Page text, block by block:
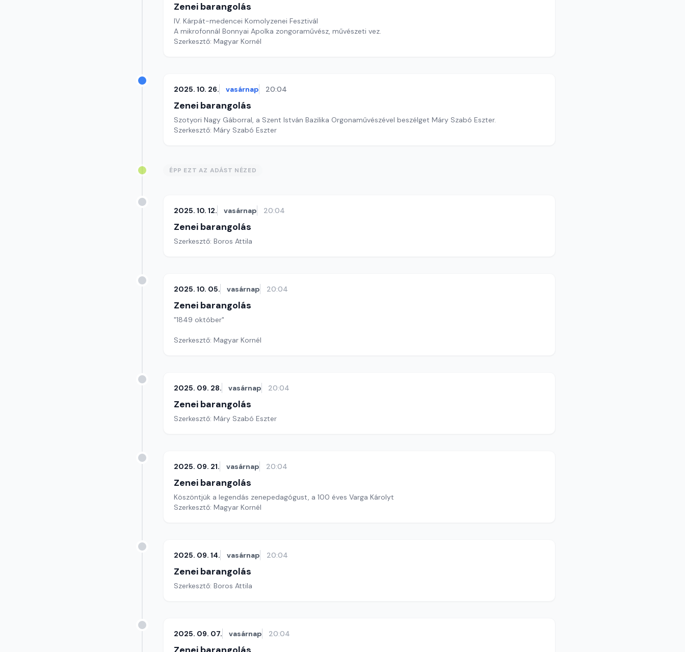
Zenei barangolás
IV. Kárpát-medencei Komolyzenei Fesztivál
A mikrofonnál Bonnyai Apolka zongoraművész, művészeti vez.
Szerkesztő: Magyar Kornél
2025. 10. 26. vasárnap 20:04
Zenei barangolás
Szotyori Nagy Gáborral, a Szent István Bazilika Orgonaművészével beszélget Máry Szabó Eszter.
Szerkesztő: Máry Szabó Eszter
ÉPP EZT AZ ADÁST NÉZED
2025. 10. 12. vasárnap 20:04
Zenei barangolás
Szerkesztő: Boros Attila
2025. 10. 05. vasárnap 20:04
Zenei barangolás
"1849 október"
Szerkesztő: Magyar Kornél
2025. 09. 28. vasárnap 20:04
Zenei barangolás
Szerkesztő: Máry Szabó Eszter
2025. 09. 21. vasárnap 20:04
Zenei barangolás
Köszöntjük a legendás zenepedagógust, a 100 éves Varga Károlyt
Szerkesztő: Magyar Kornél
2025. 09. 14. vasárnap 20:04
Zenei barangolás
Szerkesztő: Boros Attila
2025. 09. 07. vasárnap 20:04